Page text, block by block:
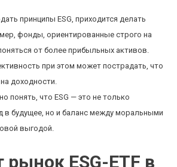
принципы ESG, приходится делать
фонды, ориентированные строго на
от более прибыльных активов.
при этом может пострадать, что
доходности.
понять, что ESG — это не только
в будущее, но и баланс между моральными
выгодой.
ESG-ETF в